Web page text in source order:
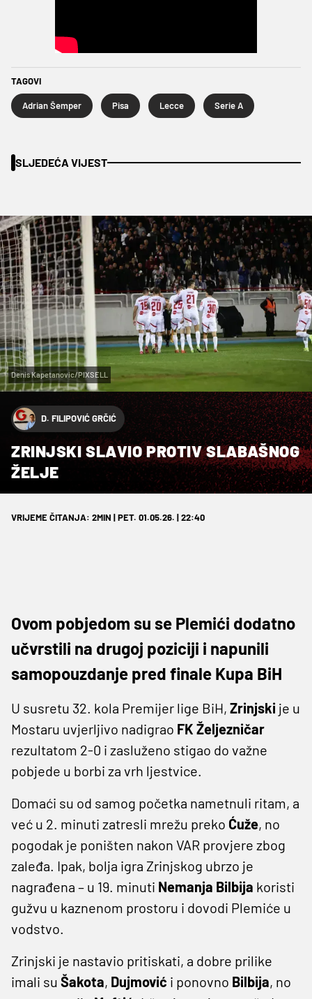
TAGOVI
Adrian Šemper Pisa Lecce Serie A
SLJEDEĆA VIJEST
Denis Kapetanovic/PIXSELL
D. FILIPOVIĆ GRČIĆ
ZRINJSKI SLAVIO PROTIV SLABAŠNOG
ŽELJE
VRIJEME ČITANJA: 2MIN | PET. 01.05.26. | 22:40
Ovom pobjedom su se Plemići dodatno
učvrstili na drugoj poziciji i napunili
samopouzdanje pred finale Kupa BiH
U susretu 32. kola Premijer lige BiH, Zrinjski je u
Mostaru uvjerljivo nadigrao FK Željezničar
rezultatom 2-0 i zasluženo stigao do važne
pobjede u borbi za vrh ljestvice.
Domaći su od samog početka nametnuli ritam, a
već u 2. minuti zatresli mrežu preko Ćuže, no
pogodak je poništen nakon VAR provjere zbog
zaleđa. Ipak, bolja igra Zrinjskog ubrzo je
nagrađena – u 19. minuti Nemanja Bilbija koristi
gužvu u kaznenom prostoru i dovodi Plemiće u
vodstvo.
Zrinjski je nastavio pritiskati, a dobre prilike
imali su Šakota, Dujmović i ponovno Bilbija, no